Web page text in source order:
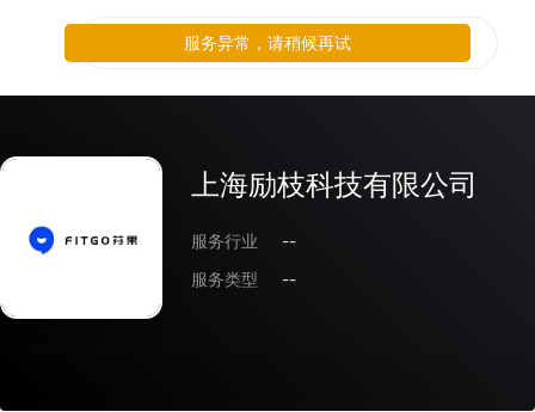
上海励枝科技有限公司
服务行业
--
服务类型
--
服务异常，请稍候再试